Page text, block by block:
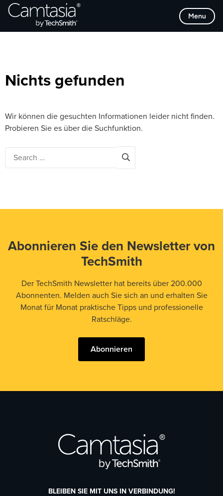
Direkt
zum
Menu
Browse Categories
Nichts gefunden
Wir können die gesuchten Informationen leider nicht finden.
Probieren Sie es über die Suchfunktion.
Abonnieren Sie den Newsletter von
TechSmith
Der TechSmith Newsletter hat bereits über 200.000
Abonnenten. Melden auch Sie sich an und erhalten Sie
Monat für Monat praktische Tipps und professionelle
Ratschläge.
Abonnieren
BLEIBEN SIE MIT UNS IN VERBINDUNG!